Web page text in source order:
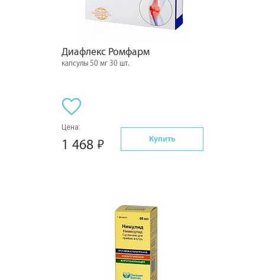
Диафлекс Ромфарм
капсулы 50 мг 30 шт.
Цена:
1 468 Купить